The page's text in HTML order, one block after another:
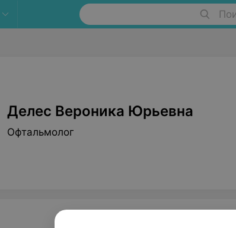
Делес Вероника Юрьевна
Офтальмолог